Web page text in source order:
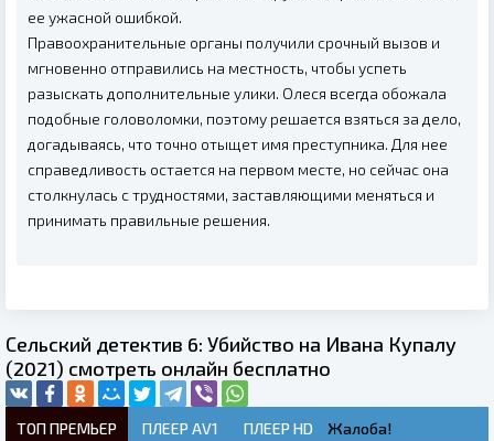
ее ужасной ошибкой.
Правоохранительные органы получили срочный вызов и
мгновенно отправились на местность, чтобы успеть
разыскать дополнительные улики. Олеся всегда обожала
подобные головоломки, поэтому решается взяться за дело,
догадываясь, что точно отыщет имя преступника. Для нее
справедливость остается на первом месте, но сейчас она
столкнулась с трудностями, заставляющими меняться и
принимать правильные решения.
Сельский детектив 6: Убийство на Ивана Купалу
(2021) смотреть онлайн бесплатно
ТОП ПРЕМЬЕР ПЛЕЕР AV1 ПЛЕЕР HD Жалоба!